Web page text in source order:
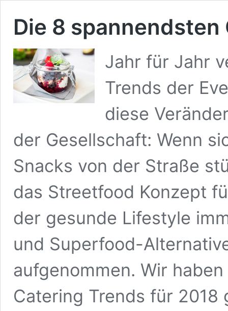
Die 8
Jahr für Jahr
Trends der
diese
der Gesellschaft: Wenn
Snacks von der Straße
das Streetfood Konzept
der gesunde Lifestyle
und Superfood-
aufgenommen. Wir
Catering Trends für 2018